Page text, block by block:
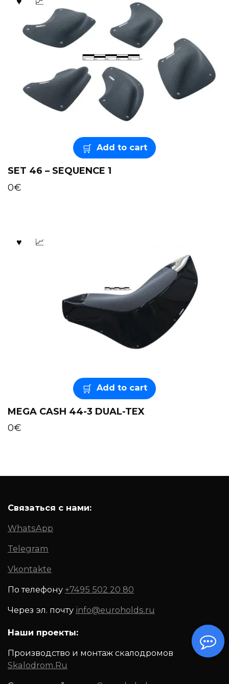
Add to cart
SET 46 – SEQUENCE 1
0€
Add to cart
MEGA CASH 44-3 DUAL-TEX
0€
Связаться с нами:
WhatsApp
Telegram
Vkontakte
По телефону +7495 502 20 80
Через эл. почту info@euroholds.ru
Наши проекты:
Производство и монтаж скалодромов
Skalodrom.Ru